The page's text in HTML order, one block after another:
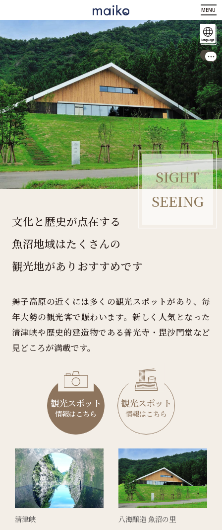
MENU
SIGHT
SEEING
文化と歴史が点在する
魚沼地域はたくさんの
観光地がありおすすめです
舞子高原の近くには多くの観光スポットがあり、毎
年大勢の観光客で賑わいます。新しく人気となった
清津峡や歴史的建造物である普光寺・毘沙門堂など
見どころが満載です。
観光スポット
情報はこちら
観光スポット
情報はこちら
清津峡 八海醸造 魚沼の里